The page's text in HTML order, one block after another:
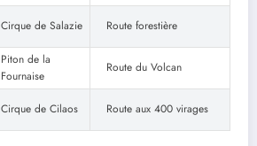
Cirque de Salazie Route forestière
Piton de la
Fournaise
Route du Volcan
Cirque de Cilaos Route aux 400 virages